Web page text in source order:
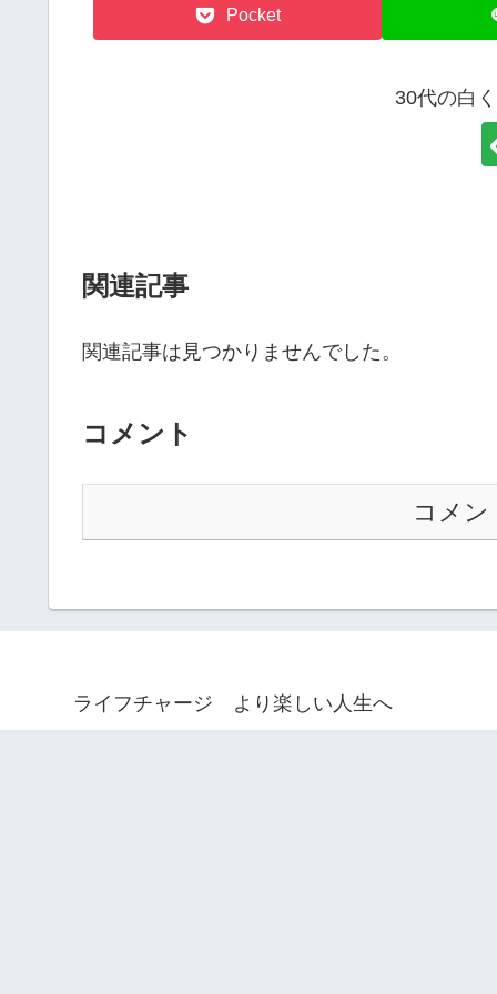
Pocket
30代の白
関連記事
関連記事は見つかりませんでした。
コメント
コメン
ライフチャージ より楽しい人生へ